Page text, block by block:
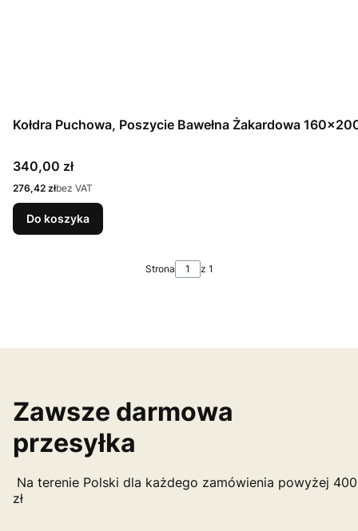
Kołdra Puchowa, Poszycie Bawełna Żakardowa
Cena
340,00 zł
Cena
276,42 złbez VAT
Do koszyka
Strona z 1
Zawsze darmowa
przesyłka
Na terenie Polski dla każdego zamówienia powyżej 400
zł